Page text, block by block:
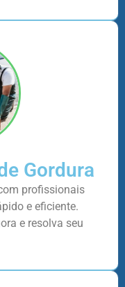
Gordura
profissionais
e eficiente.
e resolva seu